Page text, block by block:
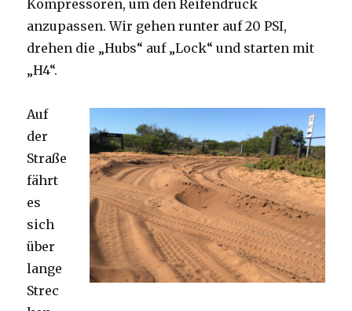
Kompressoren, um den Reifendruck
anzupassen. Wir gehen runter auf 20 PSI,
drehen die „Hubs“ auf „Lock“ und starten mit
„H4“.
Auf
der
Straße
fährt
es
sich
über
lange
Strec